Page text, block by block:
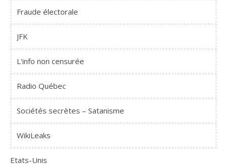
Fraude électorale
JFK
L'info non censurée
Radio Québec
Sociétés secrètes – Satanisme
WikiLeaks
Etats-Unis